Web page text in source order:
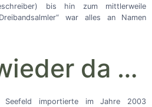
bis hin zum mittlerweile
war alles an Namen
da …
Seefeld importierte im Jahre 2003